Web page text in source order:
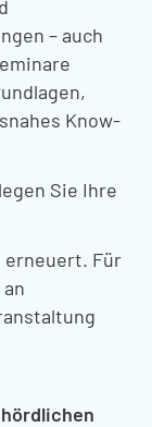
– auch
Know-
Sie Ihre
erneuert. Für